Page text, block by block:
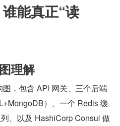
能真正“读
理解
，包含 API 网关、三个后端
）、一个 Redis 缓
、以及 HashiCorp Consul 做